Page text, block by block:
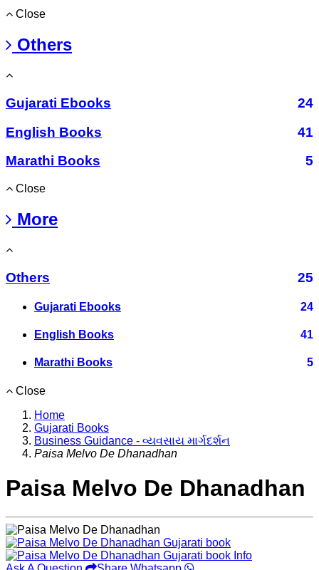
Close
Others
Gujarati Ebooks
24
English Books
41
Marathi Books
5
Close
More
Others 25
Gujarati Ebooks 24
English Books 41
Marathi Books 5
Close
Home
Gujarati Books
Business Guidance - વ્યવસાય માર્ગદર્શન
Paisa Melvo De Dhanadhan
Paisa Melvo De Dhanadhan